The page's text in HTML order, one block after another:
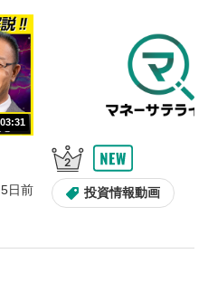
します。
生したい位置をクリック
生されます。
できます。
03:31
5日前 投資情報動画